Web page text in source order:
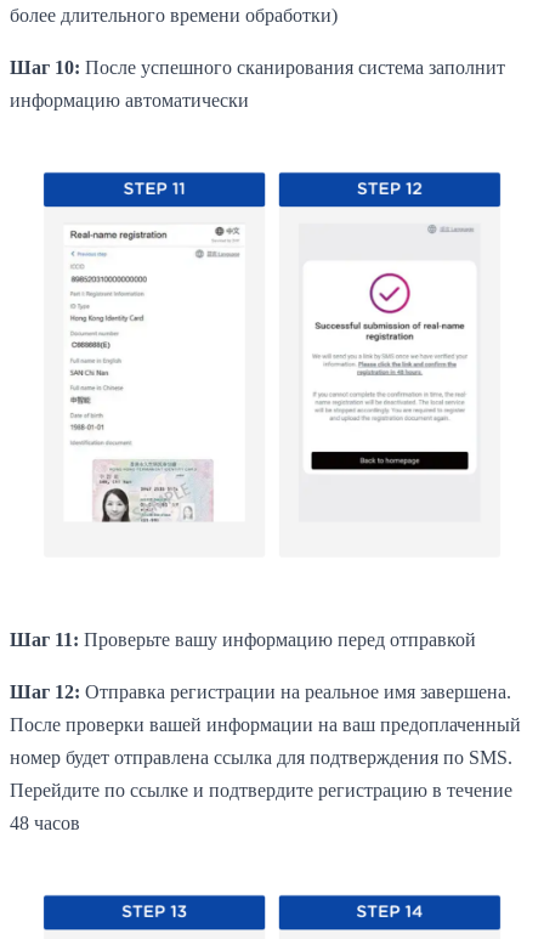
более длительного времени обработки)
Шаг 10: После успешного сканирования система заполнит
информацию автоматически
Шаг 11: Проверьте вашу информацию перед отправкой
Шаг 12: Отправка регистрации на реальное имя завершена.
После проверки вашей информации на ваш предоплаченный
номер будет отправлена ссылка для подтверждения по SMS.
Перейдите по ссылке и подтвердите регистрацию в течение
48 часов